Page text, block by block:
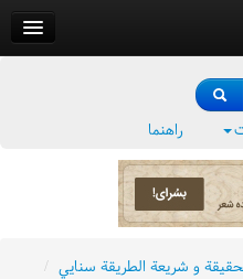
راهنما
و شريعة الطريقة سنايي /